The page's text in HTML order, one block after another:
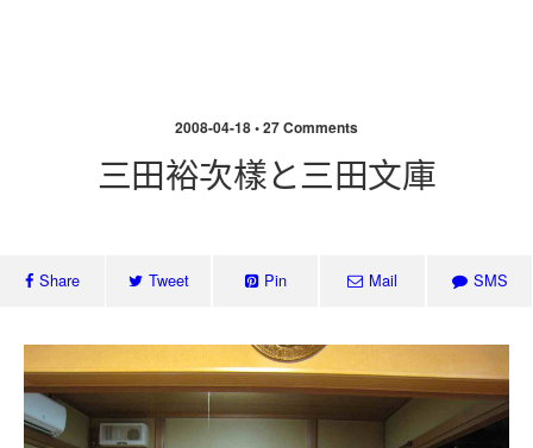
2008-04-18 • 27 Comments
三田裕次樣と三田文庫
Share Tweet Pin Mail SMS